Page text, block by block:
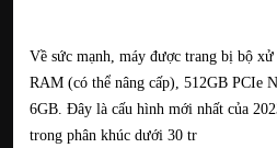
Về sức mạnh, máy được trang bị bộ
RAM (có thể nâng cấp), 512GB PCIe
6GB. Đây là cấu hình mới nhất của
trong phân khúc dưới 30 tr